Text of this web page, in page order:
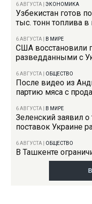
6 АВГУСТА |ЭКОНОМИКА
Узбекистан готов
тыс. тонн топлива
6 АВГУСТА В МИРЕ
США восстановили
разведданными с
6 АВГУСТА ОБЩЕСТВО
После видео из
партию мяса с
6 АВГУСТА В МИРЕ
Зеленский заявил
поставок Украине
6 АВГУСТА ОБЩЕСТВО
В Ташкенте